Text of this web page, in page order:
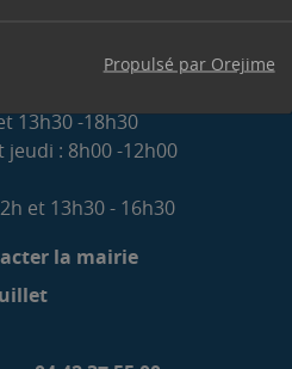
Propulsé par Orejime
DE LA MAIRIE
13h30 -18h30
: 8h00 -12h00
et 13h30 - 16h30
la mairie